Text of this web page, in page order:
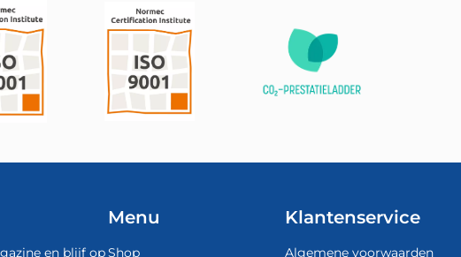
en blijf op
Menu
Shop
Klantenservice
Algemene voorwaarden